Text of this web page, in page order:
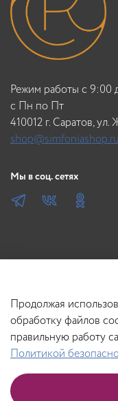
Режим работы с 9:00
c Пн по Пт
410012 г. Саратов,
Мы в соц. сетях
Продолжая
обработку файлов
правильную работу
Политикой